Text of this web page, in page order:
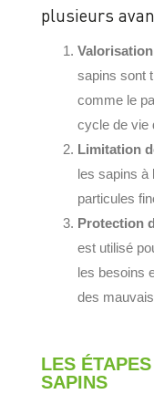
plusieurs
sapins sont
comme le
cycle de vie
Limitation
les sapins à
particules
Protection
est utilisé
les besoins
des
LES
SAPINS